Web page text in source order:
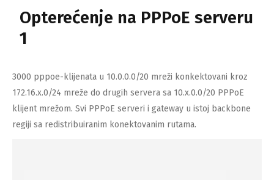
Opterećenje na PPPoE serveru
1
3000 pppoe-klijenata u 10.0.0.0/20 mreži konkektovani kroz
172.16.x.0/24 mreže do drugih servera sa 10.x.0.0/20 PPPoE
klijent mrežom. Svi PPPoE serveri i gateway u istoj backbone
regiji sa redistribuiranim konektovanim rutama.